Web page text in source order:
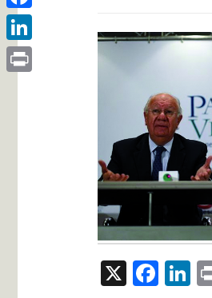
X
Facebook
LinkedIn